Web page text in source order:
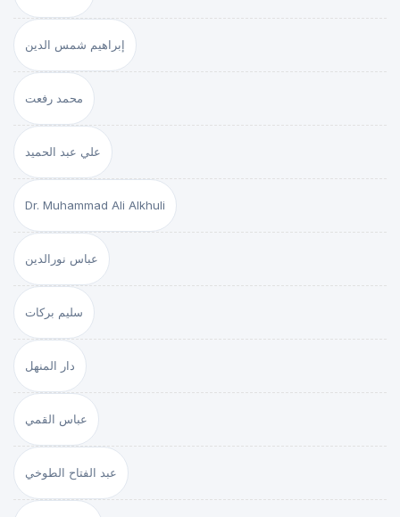
إبراهيم شمس الدين
محمد رفعت
علي عبد الحميد
Dr. Muhammad Ali Alkhuli
عباس نورالدين
سليم بركات
دار المنهل
عباس القمي
عبد الفتاح الطوخي